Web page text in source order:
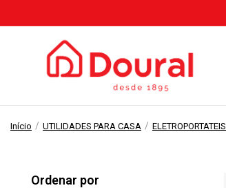
Início / UTILIDADES PARA CASA / ELETROPORTATEIS
Ordenar por